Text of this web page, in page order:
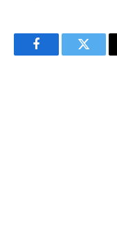
Facebook